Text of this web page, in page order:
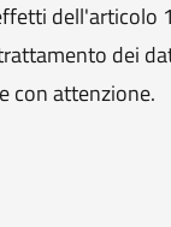
dell'articolo
dei
con attenzione.